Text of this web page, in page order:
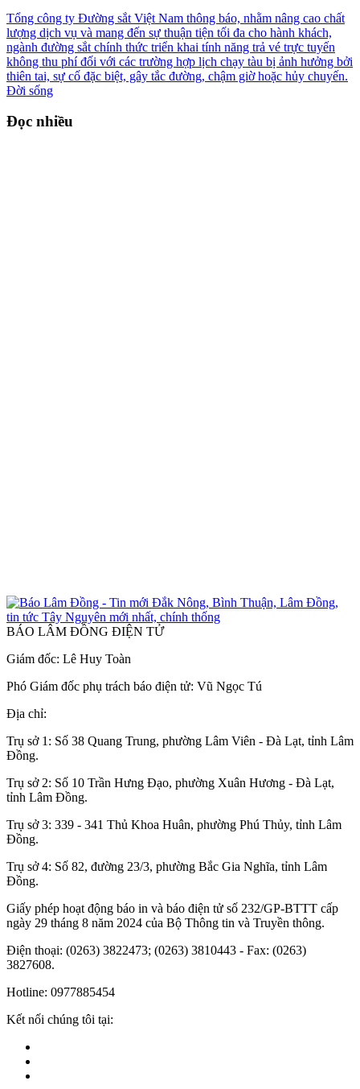
Tổng công ty Đường sắt Việt Nam thông báo, nhằm nâng cao chất
lượng dịch vụ và mang đến sự thuận tiện tối đa cho hành khách,
ngành đường sắt chính thức triển khai tính năng trả vé trực tuyến
không thu phí đối với các trường hợp lịch chạy tàu bị ảnh hưởng bởi
thiên tai, sự cố đặc biệt, gây tắc đường, chậm giờ hoặc hủy chuyến.
Đời sống
Đọc nhiều
BÁO LÂM ĐỒNG ĐIỆN TỬ
Giám đốc: Lê Huy Toàn
Phó Giám đốc phụ trách báo điện tử: Vũ Ngọc Tú
Địa chỉ:
Trụ sở 1: Số 38 Quang Trung, phường Lâm Viên - Đà Lạt, tỉnh Lâm
Đồng.
Trụ sở 2: Số 10 Trần Hưng Đạo, phường Xuân Hương - Đà Lạt,
tỉnh Lâm Đồng.
Trụ sở 3: 339 - 341 Thủ Khoa Huân, phường Phú Thủy, tỉnh Lâm
Đồng.
Trụ sở 4: Số 82, đường 23/3, phường Bắc Gia Nghĩa, tỉnh Lâm
Đồng.
Giấy phép hoạt động báo in và báo điện tử số 232/GP-BTTT cấp
ngày 29 tháng 8 năm 2024 của Bộ Thông tin và Truyền thông.
Điện thoại: (0263) 3822473; (0263) 3810443 - Fax: (0263)
3827608.
Hotline: 0977885454
Kết nối chúng tôi tại: